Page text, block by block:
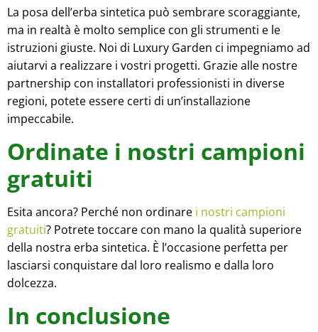
La posa dell’erba sintetica può sembrare scoraggiante,
ma in realtà è molto semplice con gli strumenti e le
istruzioni giuste. Noi di Luxury Garden ci impegniamo ad
aiutarvi a realizzare i vostri progetti. Grazie alle nostre
partnership con installatori professionisti in diverse
regioni, potete essere certi di un’installazione
impeccabile.
Ordinate i nostri campioni
gratuiti
Esita ancora? Perché non ordinare i nostri campioni
gratuiti? Potrete toccare con mano la qualità superiore
della nostra erba sintetica. È l’occasione perfetta per
lasciarsi conquistare dal loro realismo e dalla loro
dolcezza.
In conclusione